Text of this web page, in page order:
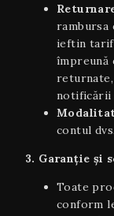
rambursa
ieftin
împreună
returnate,
notificării
contul
3. Garanție și
Toate
conform